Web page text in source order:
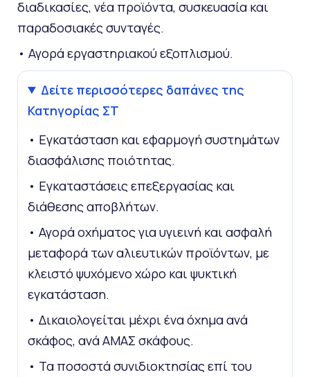
διαδικασίες, νέα προϊόντα, συσκευασία και
παραδοσιακές συνταγές.
• Αγορά εργαστηριακού εξοπλισμού.
Δείτε περισσότερες δαπάνες της
Κατηγορίας ΣΤ
• Εγκατάσταση και εφαρμογή συστημάτων
διασφάλισης ποιότητας.
• Εγκαταστάσεις επεξεργασίας και
διάθεσης αποβλήτων.
• Αγορά οχήματος για υγιεινή και ασφαλή
μεταφορά των αλιευτικών προϊόντων, με
κλειστό ψυχόμενο χώρο και ψυκτική
εγκατάσταση.
• Δικαιολογείται μέχρι ένα όχημα ανά
σκάφος, ανά ΑΜΑΣ σκάφους.
• Τα ποσοστά συνιδιοκτησίας επί του